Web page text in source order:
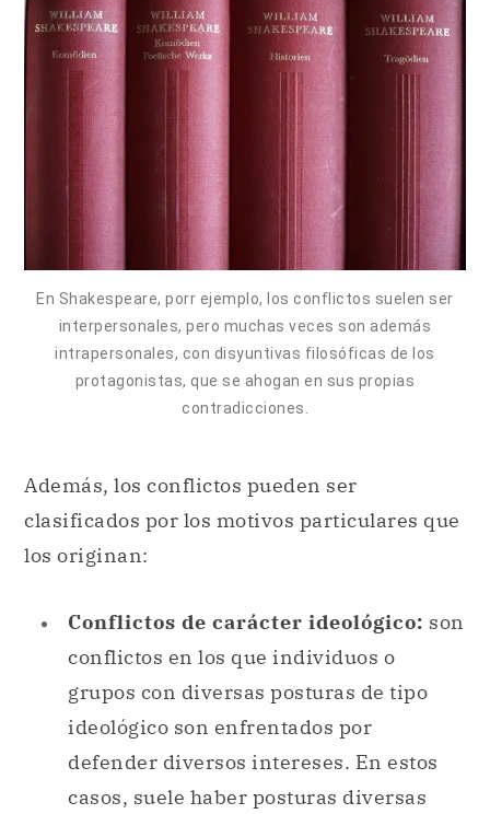
En Shakespeare, porr ejemplo, los conflictos suelen ser
interpersonales, pero muchas veces son además
intrapersonales, con disyuntivas filosóficas de los
protagonistas, que se ahogan en sus propias
contradicciones.
Además, los conflictos pueden ser
clasificados por los motivos particulares que
los originan:
Conflictos de carácter ideológico: son
conflictos en los que individuos o
grupos con diversas posturas de tipo
ideológico son enfrentados por
defender diversos intereses. En estos
casos, suele haber posturas diversas